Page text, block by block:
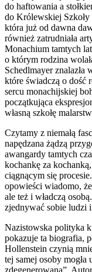
do haftowania a
do Królewskiej
która już od dawna
również zatrudniała
Monachium tamtych lat
o którym rodzina
Schedlmayer znalazła
które świadczą o dość
sercu monachijskiej
początkująca
własną szkołę
Czytamy z niemałą
napędzana żądzą
awangardy tamtych
kochankę za
ciągnącym się
opowieści wiadomo,
ale też i władczą
zjednywać sobie ludzi
Nazistowska polityka
pokazuje ta biografia,
Hollenstein czynią
tej samej osoby
zdegenerowaną”.